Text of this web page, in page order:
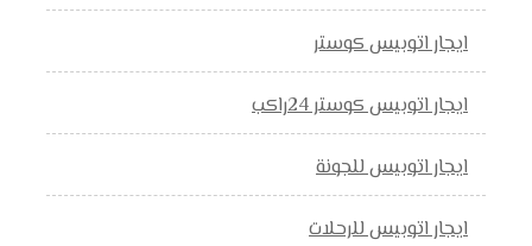
ايجار اتوبيس كوستر
ايجار اتوبيس كوستر 24راكب
ايجار اتوبيس للجونة
ايجار اتوبيس للرحلات